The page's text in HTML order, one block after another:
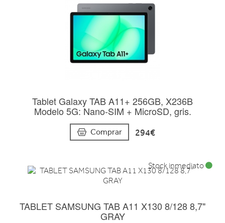
Tablet Galaxy TAB A11+ 256GB, X236B
Modelo 5G: Nano-SIM + MicroSD, gris.
Comprar 294€
TABLET SAMSUNG TAB A11 X130 8/128 8,7"
GRAY
Stock inmediato